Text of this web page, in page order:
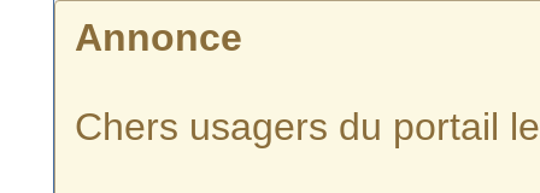
Annonce
Chers usagers du portail